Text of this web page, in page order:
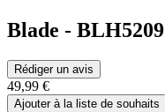
Blade - BLH5209
Rédiger un avis
49,99 €
Ajouter à la liste de souhaits